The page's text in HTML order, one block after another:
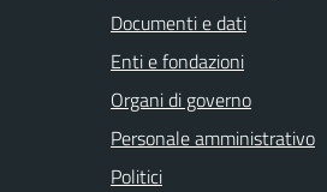
Documenti e dati
Enti e fondazioni
Organi di governo
Personale amministrativo
Politici